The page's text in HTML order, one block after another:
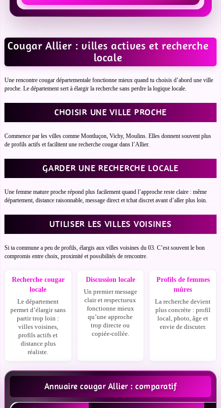
Cougar Allier : villes actives et recherche
locale
Une rencontre cougar départementale fonctionne mieux quand tu choisis d’abord une ville
proche. Le département sert à élargir la recherche sans perdre la logique locale.
CHOISIR UNE VILLE PROCHE
Commence par les villes comme Montluçon, Vichy, Moulins. Elles donnent souvent plus
de profils actifs et facilitent une recherche cougar dans l’Allier.
GARDER UNE RECHERCHE LOCALE
Une femme mature proche répond plus facilement quand l’approche reste claire : même
département, distance raisonnable, message direct et tchat discret avant d’aller plus loin.
UTILISER LES VILLES VOISINES
Si ta commune a peu de profils, élargis aux villes voisines du 03. C’est souvent le bon
compromis entre choix, proximité et possibilités de rencontre.
Recherche cougar
locale
Le département
permet d’élargir sans
partir trop loin :
villes voisines,
profils actifs et
distance plus
réaliste.
Discussion locale
Un premier message
clair et respectueux
fonctionne mieux
qu’une approche
trop directe ou
copiée-collée.
Profils de femmes
mûres
La recherche devient
plus concrète : profil
local, photo, âge et
envie de discuter.
Annuaire cougar Allier : comparatif